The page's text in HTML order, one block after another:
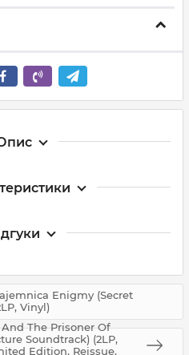
Enigmy (Secret
Vinyl)
The Prisoner Of
Soundtrack) (2LP,
Edition, Reissue,